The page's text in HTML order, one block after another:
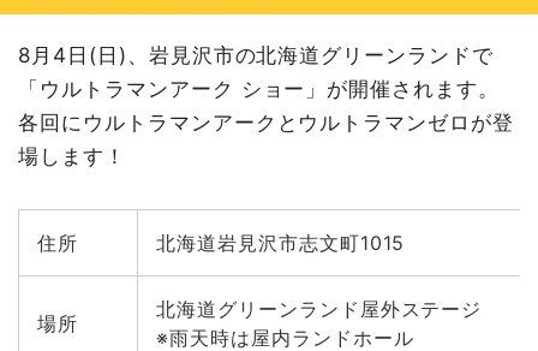
9月14日(土) ウルトラマンアークショー＠北海道マイホー
9月14日(土) ドラえもんショー「ぜんぶおまかせ？ミチビ
キエンゼル」＠北海道グリーンランド
9月15日(日) 仮面ライダー大集合‼＠北海道グリーンラン
9月21日(土) 歴代プリキュア登場「プリキュアオールスタ
ーズがやってくる！」@札幌文化芸術劇場hitaru「HTB秋
の大感謝祭」
9月21日(土) しまじろうのわくわくステージショー＠STV
8月4日(日)、岩見沢市の北海道グリーンランドで
「ウルトラマンアーク ショー」が開催されます。
各回にウルトラマンアークとウルトラマンゼロが登
場します！
住所 北海道岩見沢市志文町1015
場所
北海道グリーンランド屋外ステージ
※雨天時は屋内ランドホール